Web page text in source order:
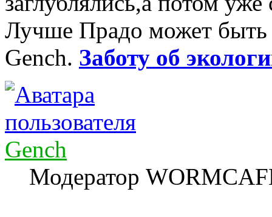
Лучше Прадо может
Gench. Заботу об
Gench
Модератор